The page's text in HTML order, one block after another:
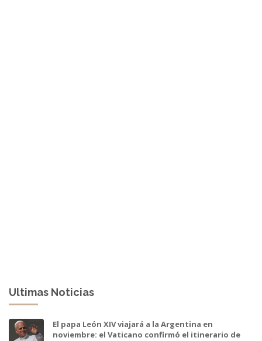
Ultimas Noticias
El papa León XIV viajará a la Argentina en
noviembre: el Vaticano confirmó el itinerario de